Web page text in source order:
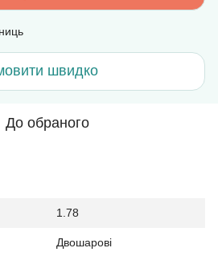
швидко
До обраного
1.78
Двошарові